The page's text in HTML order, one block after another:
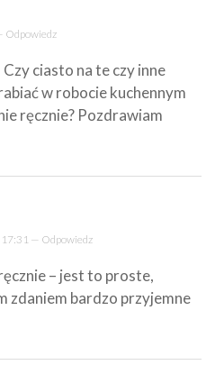
Odpowiedz
ciasto na te czy inne
w robocie kuchennym
ręcznie? Pozdrawiam
— Odpowiedz
– jest to proste,
zdaniem bardzo przyjemne